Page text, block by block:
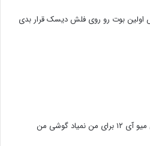
اولین بوت رو روی فلش دیسک قرار بدی
سلام چرا برای من میو آی ۱۲ برای من نمیاد گوشی من